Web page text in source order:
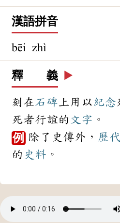
漢語拼音
bēi zhì
釋 義 ▶️
刻在石碑 上用以紀念
死者行誼的 文字 。
例 除了史傳外， 歷代
的 史料 。